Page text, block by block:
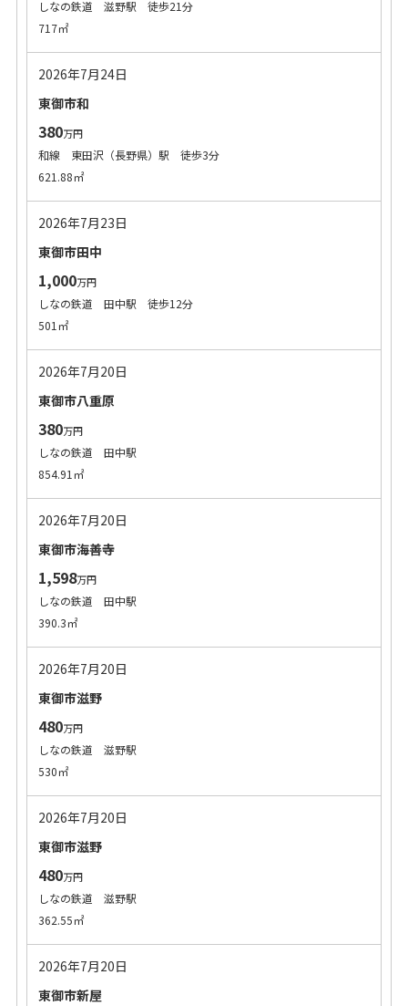
しなの鉄道 滋野駅 徒歩21分
717㎡
2026年7月24日
東御市和
380万円
和線 東田沢（長野県）駅 徒歩3分
621.88㎡
2026年7月23日
東御市田中
1,000万円
しなの鉄道 田中駅 徒歩12分
501㎡
2026年7月20日
東御市八重原
380万円
しなの鉄道 田中駅
854.91㎡
2026年7月20日
東御市海善寺
1,598万円
しなの鉄道 田中駅
390.3㎡
2026年7月20日
東御市滋野
480万円
しなの鉄道 滋野駅
530㎡
2026年7月20日
東御市滋野
480万円
しなの鉄道 滋野駅
362.55㎡
2026年7月20日
東御市新屋